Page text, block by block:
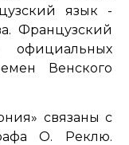
язык -
Французский
Венского
связаны с
О. Реклю.